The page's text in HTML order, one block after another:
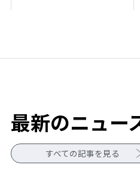
最新のニュー
すべての記事を見る